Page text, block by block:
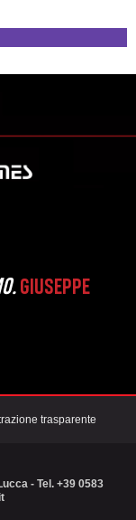
GIUSEPPE
SONO
OGNI COSA
trasparente
- Tel. +39 0583